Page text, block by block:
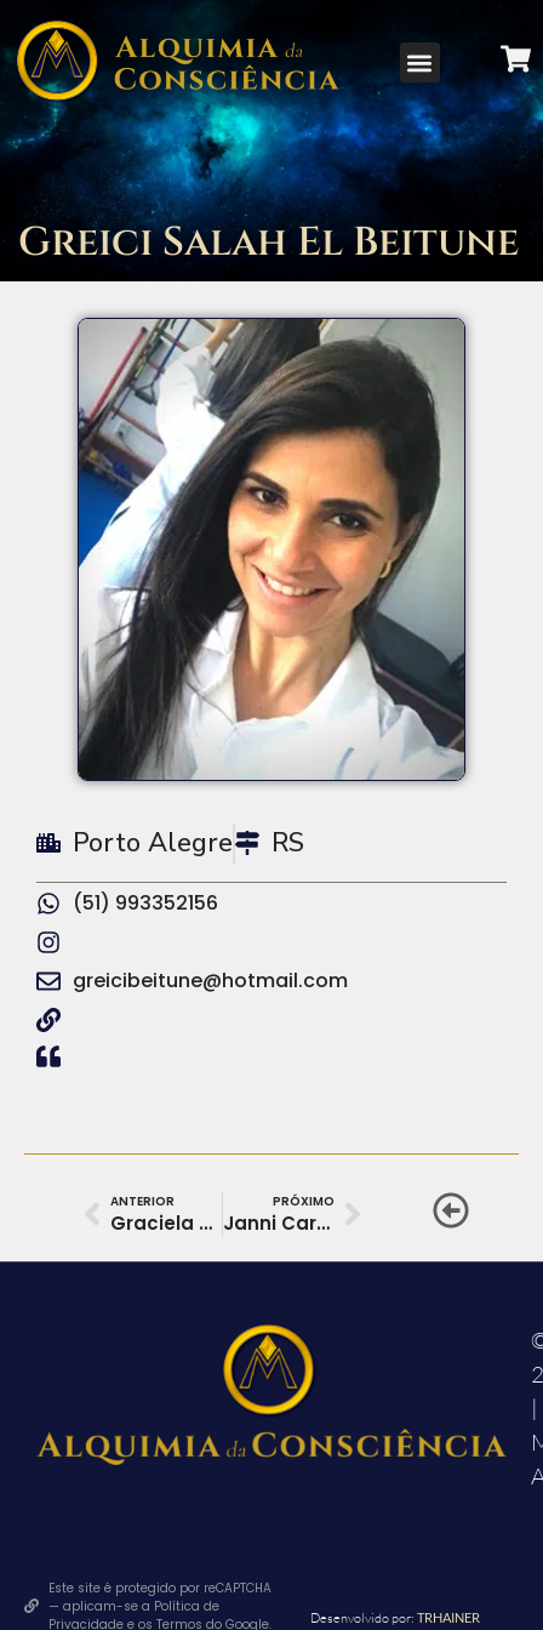
Greici Salah El Beitune
Porto Alegre RS
(51) 993352156
greicibeitune@hotmail.com
ANTERIOR
Graciela Santos
PRÓXIMO
Janni Carvalho
|
Este site é protegido por reCAPTCHA
— aplicam-se a Política de
Privacidade e os Termos do Google.
Desenvolvido por: TRHAINER